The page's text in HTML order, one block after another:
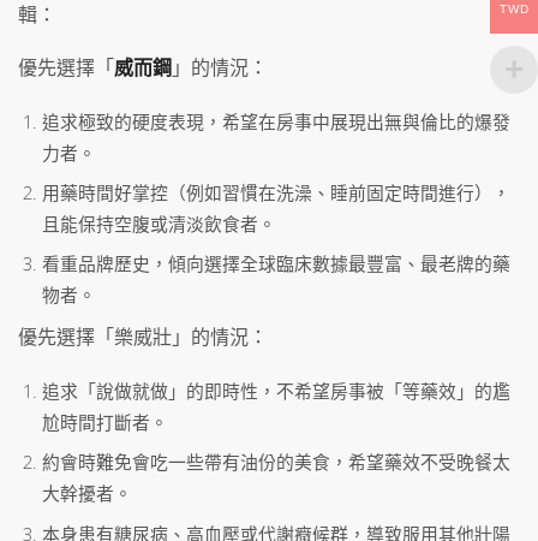
輯：
優先選擇「威而鋼」的情況：
追求極致的硬度表現，希望在房事中展現出無與倫比的爆發
力者。
用藥時間好掌控（例如習慣在洗澡、睡前固定時間進行），
且能保持空腹或清淡飲食者。
看重品牌歷史，傾向選擇全球臨床數據最豐富、最老牌的藥
物者。
優先選擇「樂威壯」的情況：
追求「說做就做」的即時性，不希望房事被「等藥效」的尷
尬時間打斷者。
約會時難免會吃一些帶有油份的美食，希望藥效不受晚餐太
大幹擾者。
本身患有糖尿病、高血壓或代謝癥候群，導致服用其他壯陽
TWD